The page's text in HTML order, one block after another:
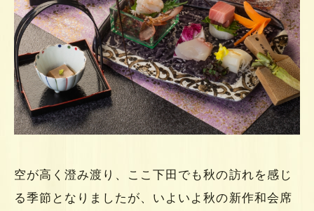
空が高く澄み渡り、ここ下田でも秋の訪れを感じ
る季節となりましたが、いよいよ秋の新作和会席